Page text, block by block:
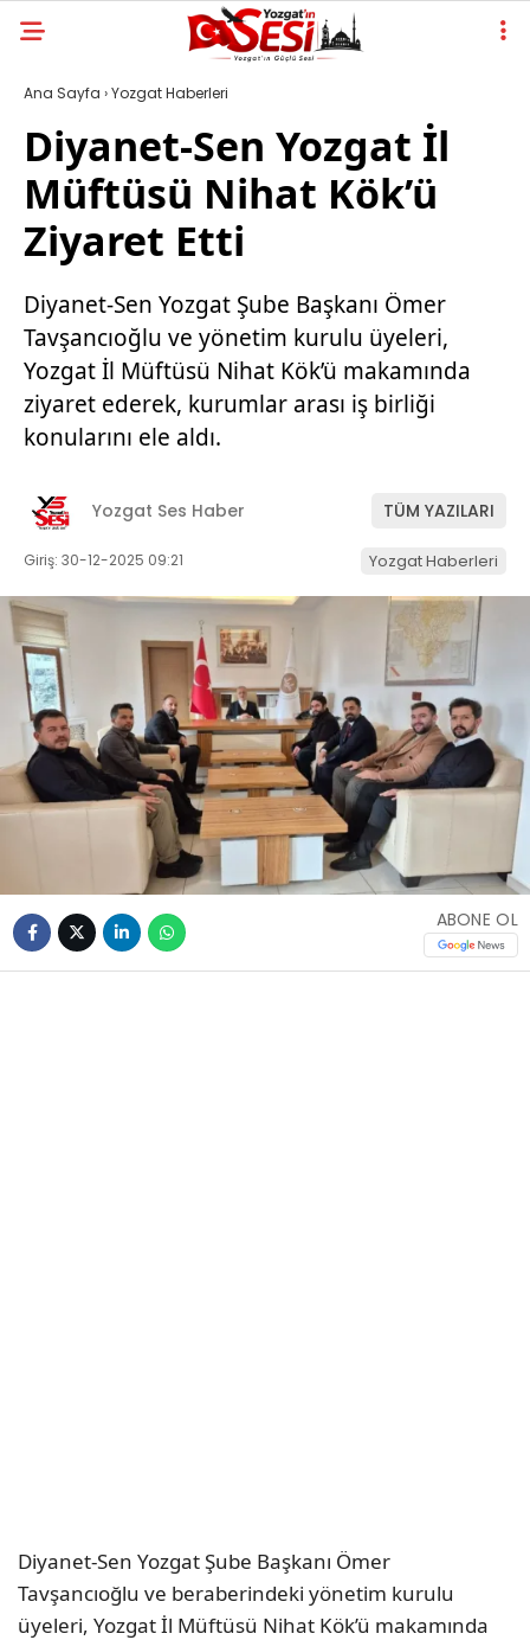
Ana Sayfa ›Yozgat Haberleri
Diyanet-Sen Yozgat İl
Müftüsü Nihat Kök’ü
Ziyaret Etti
Diyanet-Sen Yozgat Şube Başkanı Ömer
Tavşancıoğlu ve yönetim kurulu üyeleri,
Yozgat İl Müftüsü Nihat Kök’ü makamında
ziyaret ederek, kurumlar arası iş birliği
konularını ele aldı.
Yozgat Ses Haber TÜM YAZILARI
Giriş: 30-12-2025 09:21 Yozgat Haberleri
ABONE OL
Diyanet-Sen Yozgat Şube Başkanı Ömer
Tavşancıoğlu ve beraberindeki yönetim kurulu
üyeleri, Yozgat İl Müftüsü Nihat Kök’ü makamında